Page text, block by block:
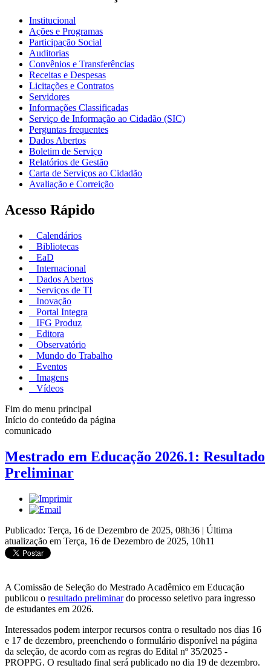
Institucional
Ações e Programas
Participação Social
Auditorias
Convênios e Transferências
Receitas e Despesas
Licitações e Contratos
Servidores
Informações Classificadas
Serviço de Informação ao Cidadão (SIC)
Perguntas frequentes
Dados Abertos
Boletim de Serviço
Relatórios de Gestão
Carta de Serviços ao Cidadão
Avaliação e Correição
Acesso Rápido
Calendários
Bibliotecas
EaD
Internacional
Dados Abertos
Serviços de TI
Inovação
Portal Integra
IFG Produz
Editora
Observatório
Mundo do Trabalho
Eventos
Imagens
Vídeos
Fim do menu principal
Início do conteúdo da página
comunicado
Mestrado em Educação 2026.1: Resultado
Preliminar
Publicado: Terça, 16 de Dezembro de 2025, 08h36 | Última
atualização em Terça, 16 de Dezembro de 2025, 10h11
A Comissão de Seleção do Mestrado Acadêmico em Educação
publicou o resultado preliminardo processo seletivo para ingresso
de estudantes em 2026.
Interessados podem interpor recursos contra o resultado nos dias 16
e 17 de dezembro, preenchendo o formulário disponível na página
da seleção, de acordo com as regras do Edital nº 35/2025 -
PROPPG. O resultado final será publicado no dia 19 de dezembro.